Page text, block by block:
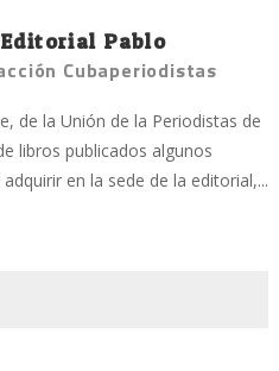
Pablo
Cubaperiodistas
de la Unión de la Periodistas de
libros publicados algunos
en la sede de la editorial,...